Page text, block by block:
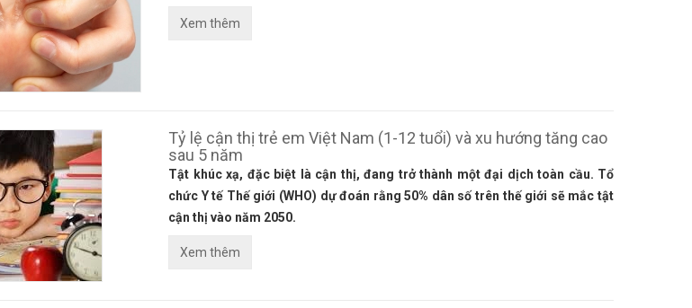
Xem thêm
Tỷ lệ cận thị trẻ em Việt Nam (1-12 tuổi) và xu hướng tăng cao
sau 5 năm
Tật khúc xạ, đặc biệt là cận thị, đang trở thành một đại dịch toàn cầu. Tổ
chức Y tế Thế giới (WHO) dự đoán rằng 50% dân số trên thế giới sẽ mắc tật
cận thị vào năm 2050.
Xem thêm